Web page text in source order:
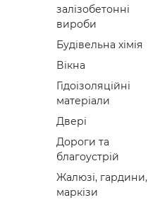
залізобетонні
вироби
Будівельна хімія
Вікна
Гідоізоляційні
матеріали
Двері
Дороги та
благоустрій
Жалюзі, гардини,
маркізи